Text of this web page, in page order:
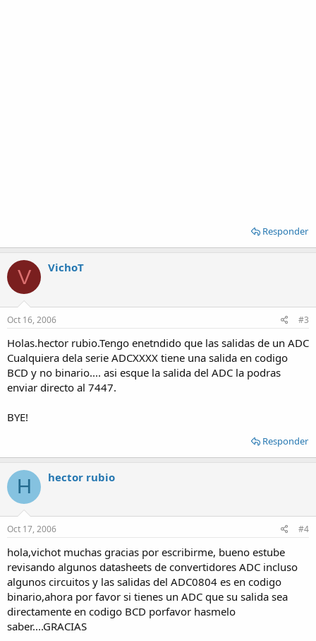
Responder
V VichoT
Oct 16, 2006 #3
Holas.hector rubio.Tengo enetndido que las salidas de un ADC
Cualquiera dela serie ADCXXXX tiene una salida en codigo
BCD y no binario.... asi esque la salida del ADC la podras
enviar directo al 7447.
BYE!
Responder
H hector rubio
Oct 17, 2006 #4
hola,vichot muchas gracias por escribirme, bueno estube
revisando algunos datasheets de convertidores ADC incluso
algunos circuitos y las salidas del ADC0804 es en codigo
binario,ahora por favor si tienes un ADC que su salida sea
directamente en codigo BCD porfavor hasmelo
saber....GRACIAS